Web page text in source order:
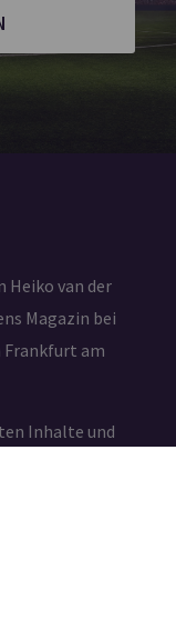
Heiko van der
Magazin bei
am
Inhalte und